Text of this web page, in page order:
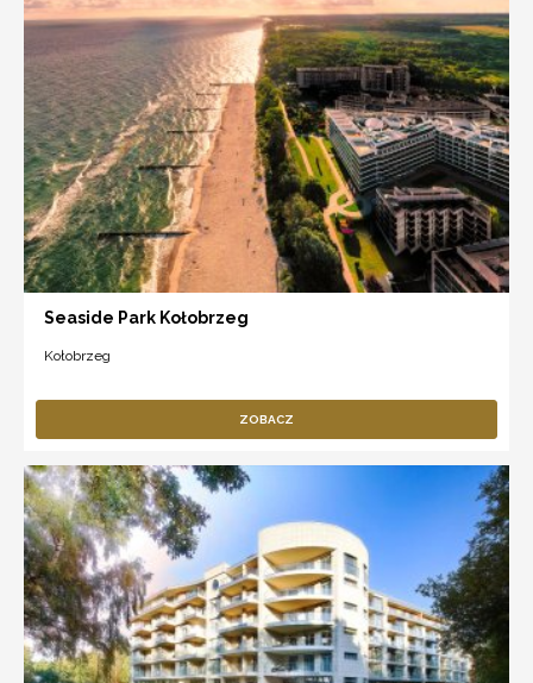
Seaside Park Kołobrzeg
Kołobrzeg
ZOBACZ